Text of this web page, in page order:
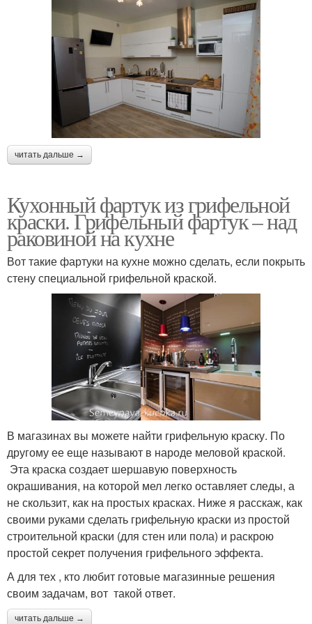
читать дальше →
Кухонный фартук из грифельной
краски. Грифельный фартук – над
раковиной на кухне
Вот такие фартуки на кухне можно сделать, если покрыть
стену специальной грифельной краской.
В магазинах вы можете найти грифельную краску. По
другому ее еще называют в народе меловой краской.
Эта краска создает шершавую поверхность
окрашивания, на которой мел легко оставляет следы, а
не скользит, как на простых красках. Ниже я расскаж, как
своими руками сделать грифельную краски из простой
строительной краски (для стен или пола) и раскрою
простой секрет получения грифельного эффекта.
А для тех , кто любит готовые магазинные решения
своим задачам, вот такой ответ.
читать дальше →